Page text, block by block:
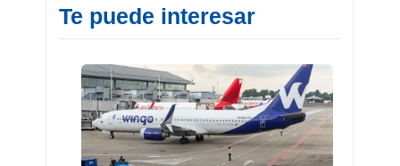
Te puede interesar